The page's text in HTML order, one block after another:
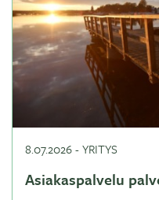
8.07.2026-YRITYS
Asiakaspalvelu